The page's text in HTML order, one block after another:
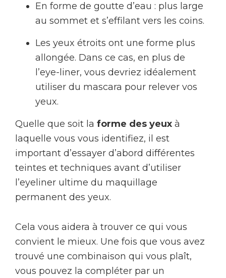
En forme de goutte d’eau : plus large
au sommet et s’effilant vers les coins.
Les yeux étroits ont une forme plus
allongée. Dans ce cas, en plus de
l’eye-liner, vous devriez idéalement
utiliser du mascara pour relever vos
yeux.
Quelle que soit la forme des yeux à
laquelle vous vous identifiez, il est
important d’essayer d’abord différentes
teintes et techniques avant d’utiliser
l’eyeliner ultime du maquillage
permanent des yeux.
Cela vous aidera à trouver ce qui vous
convient le mieux. Une fois que vous avez
trouvé une combinaison qui vous plaît,
vous pouvez la compléter par un